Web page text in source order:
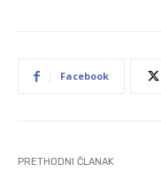
Facebook
PRETHODNI ČLANAK